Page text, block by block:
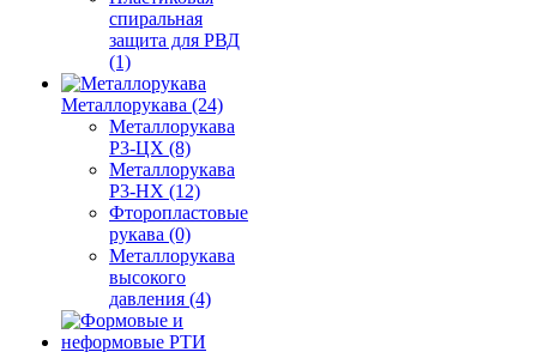
спиральная
защита для РВД
(1)
Металлорукава (24)
Металлорукава
Р3-ЦХ (8)
Металлорукава
Р3-НХ (12)
Фторопластовые
рукава (0)
Металлорукава
высокого
давления (4)